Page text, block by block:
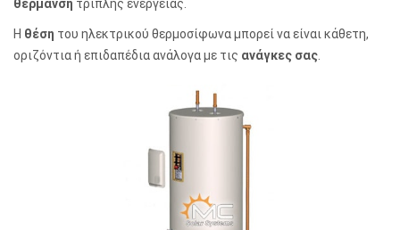
θέρμανση τριπλής ενέργειας.
Η θέση του ηλεκτρικού θερμοσίφωνα μπορεί να είναι κάθετη,
οριζόντια ή επιδαπέδια ανάλογα με τις ανάγκες σας